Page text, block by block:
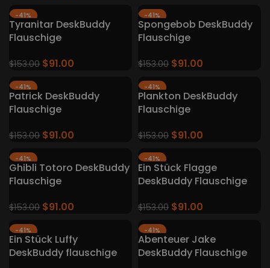
-41%
Tyranitar DeskBuddy
Flauschige
$153.00 $91.00
-41%
Spongebob DeskBuddy
Flauschige
$153.00 $91.00
-41%
Patrick DeskBuddy
Flauschige
$153.00 $91.00
-41%
Plankton DeskBuddy
Flauschige
$153.00 $91.00
-41%
Ghibli Totoro DeskBuddy
Flauschige
$153.00 $91.00
-41%
Ein Stück Flagge
DeskBuddy Flauschige
$153.00 $91.00
-41%
Ein Stück Luffy
DeskBuddy flauschige
-41%
Abenteuer Jake
DeskBuddy Flauschige